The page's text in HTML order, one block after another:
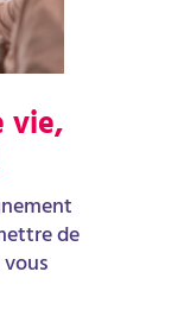
vie,
de